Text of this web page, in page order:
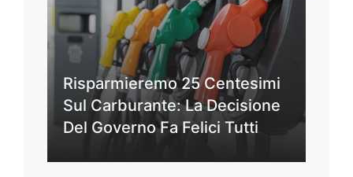
Risparmieremo 25 Centesimi
Sul Carburante: La Decisione
Del Governo Fa Felici Tutti